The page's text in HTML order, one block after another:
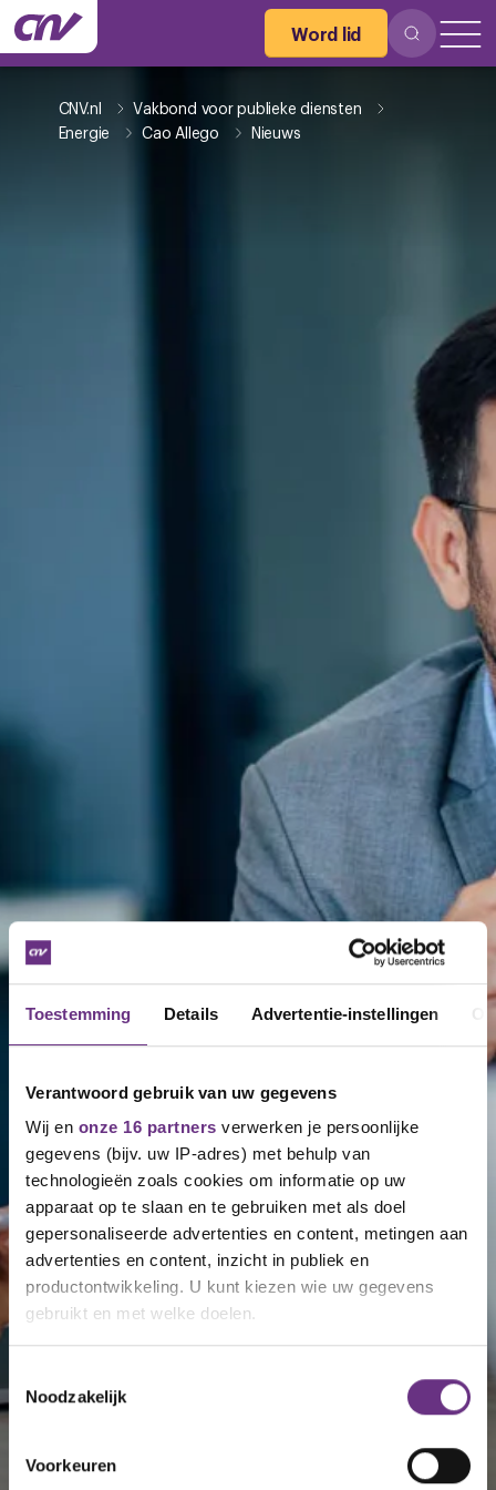
Toestemming Details Advertentie-instellingen
Verantwoord gebruik van uw gegevens
Wij en onze 16 partners verwerken je persoonlijke
gegevens (bijv. uw IP-adres) met behulp van
technologieën zoals cookies om informatie op uw
apparaat op te slaan en te gebruiken met als doel
gepersonaliseerde advertenties en content, metingen aan
advertenties en content, inzicht in publiek en
productontwikkeling. U kunt kiezen wie uw gegevens
gebruikt en met welke doelen.
Informatie verzamelen over uw geografische
Uw apparaat identificeren door het actief te
scannen op specifieke eigenschappen (fingerprinting)
Noodzakelijk
Voorkeuren
Word lid
CNV.nl
Vakbond voor publieke diensten
Energie
Cao Allego Nieuws